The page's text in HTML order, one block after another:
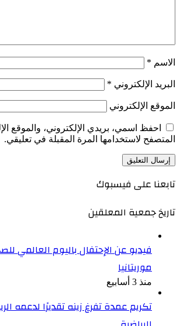
الاسم *
البريد الإلكتروني *
الموقع الإلكتروني
احفظ اسمي، بريدي الإلكتروني، والموقع
المتصفح لاستخدامها المرة المقبلة في تعليقي.
تابعنا على فيسبوك
تاريخ جمعية المعلقين
فيديو عن الإحتفال باليوم العالمي
موريتانيا
منذ 3 أسابيع
تكريم عمدة تفرغ زينه تقديرًا لدعمه